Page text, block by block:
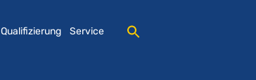
Qualifizierung Service